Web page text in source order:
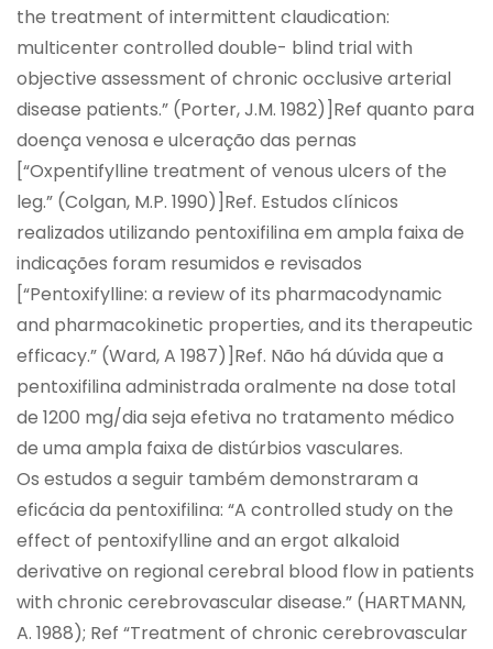
the treatment of intermittent claudication:
multicenter controlled double- blind trial with
objective assessment of chronic occlusive arterial
disease patients.” (Porter, J.M. 1982)]Ref quanto para
doença venosa e ulceração das pernas
[“Oxpentifylline treatment of venous ulcers of the
leg.” (Colgan, M.P. 1990)]Ref. Estudos clínicos
realizados utilizando pentoxifilina em ampla faixa de
indicações foram resumidos e revisados
[“Pentoxifylline: a review of its pharmacodynamic
and pharmacokinetic properties, and its therapeutic
efficacy.” (Ward, A 1987)]Ref. Não há dúvida que a
pentoxifilina administrada oralmente na dose total
de 1200 mg/dia seja efetiva no tratamento médico
de uma ampla faixa de distúrbios vasculares.
Os estudos a seguir também demonstraram a
eficácia da pentoxifilina: “A controlled study on the
effect of pentoxifylline and an ergot alkaloid
derivative on regional cerebral blood flow in patients
with chronic cerebrovascular disease.” (HARTMANN,
A. 1988); Ref “Treatment of chronic cerebrovascular